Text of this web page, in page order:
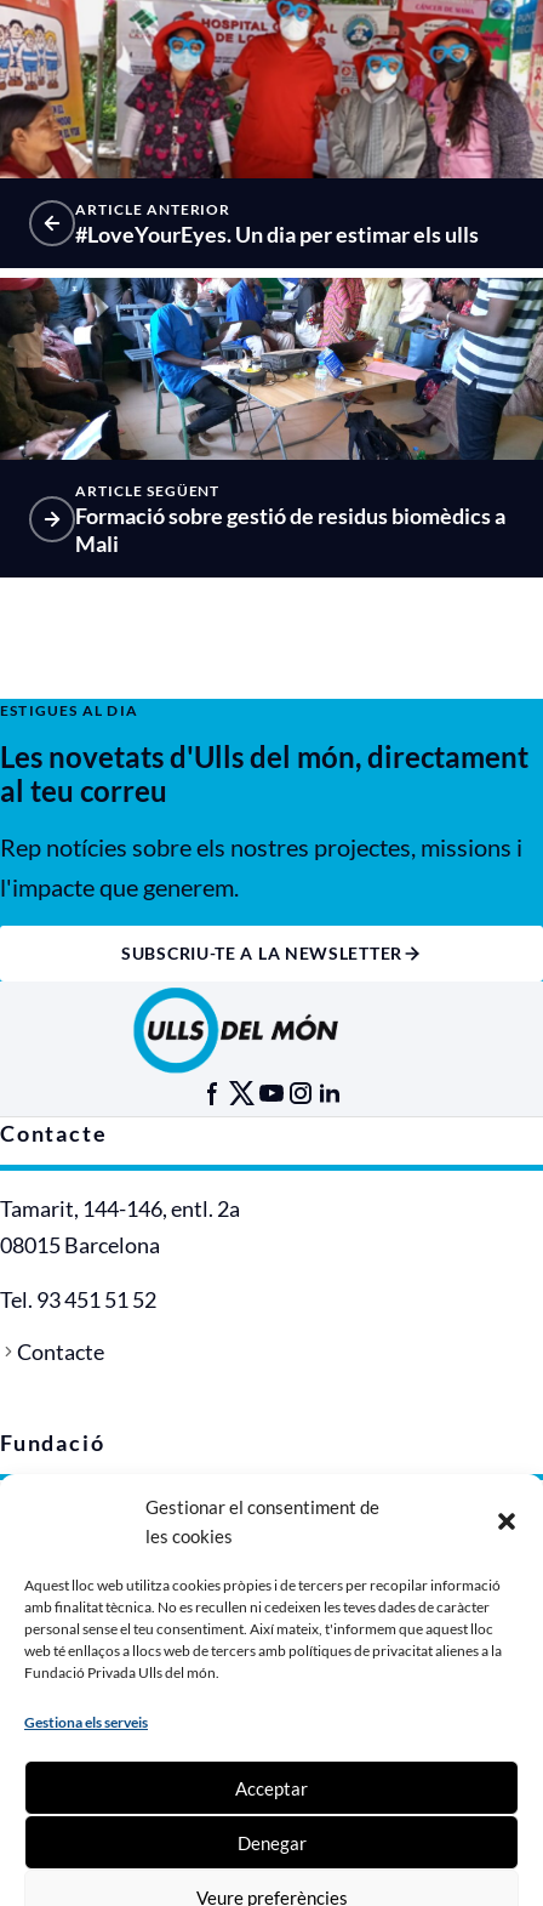
Gestionar el consentiment de
les cookies
Aquest lloc web utilitza cookies pròpies i de tercers per recopilar informació
amb finalitat tècnica. No es recullen ni cedeixen les teves dades de caràcter
personal sense el teu consentiment. Així mateix, t'informem que aquest lloc
web té enllaços a llocs web de tercers amb polítiques de privacitat alienes a la
Fundació Privada Ulls del món.
Gestiona els serveis
Acceptar
Denegar
Veure preferències
ARTICLE ANTERIOR
#LoveYourEyes. Un dia per estimar els ulls
ARTICLE SEGÜENT
Formació sobre gestió de residus biomèdics a
Mali
ESTIGUES AL DIA
Les novetats d'Ulls del món, directament
al teu correu
Rep notícies sobre els nostres projectes, missions i
l'impacte que generem.
SUBSCRIU-TE A LA NEWSLETTER
Contacte
Tamarit, 144-146, entl. 2a
08015 Barcelona
Tel. 93 451 51 52
Contacte
Fundació
Política de privacitat
Política de cookies (UE)
Imatge corporativa
Dossier de presentació
Fes un donatiu
Ser voluntari o voluntària